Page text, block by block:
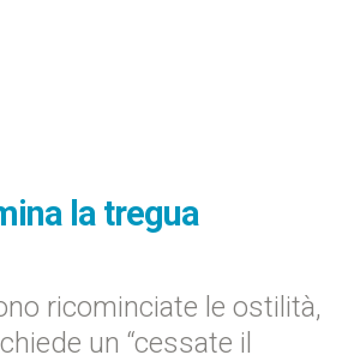
la tregua
ricominciate le ostilità,
un “cessate il